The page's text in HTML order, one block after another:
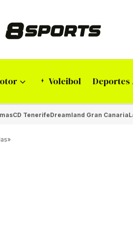
Voleibol Deportes
CD TenerifeDreamland Gran Canaria